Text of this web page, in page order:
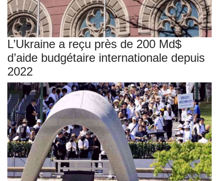
L’Ukraine a reçu près de 200 Md$
d’aide budgétaire internationale depuis
2022